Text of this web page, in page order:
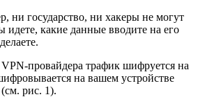
ни государство, ни хакеры не могут
идете, какие данные вводите на его
провайдера трафик шифруется на
на вашем устройстве
рис. 1).